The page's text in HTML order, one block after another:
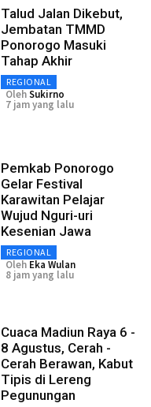
Talud Jalan Dikebut,
Jembatan TMMD
Ponorogo Masuki
Tahap Akhir
REGIONAL
OlehSukirno
7 jam yang lalu
Pemkab Ponorogo
Gelar Festival
Karawitan Pelajar
Wujud Nguri-uri
Kesenian Jawa
REGIONAL
Oleh Eka Wulan
8 jam yang lalu
Cuaca Madiun Raya 6 -
8 Agustus, Cerah -
Cerah Berawan, Kabut
Tipis di Lereng
Pegunungan